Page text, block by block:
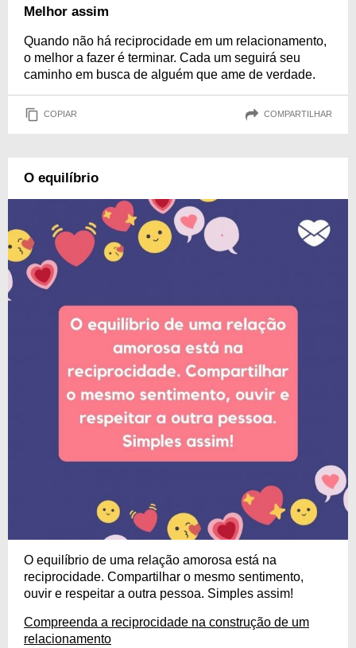
Melhor assim
Quando não há reciprocidade em um relacionamento,
o melhor a fazer é terminar. Cada um seguirá seu
caminho em busca de alguém que ame de verdade.
COPIAR COMPARTILHAR
O equilíbrio
O equilíbrio de uma relação amorosa está na
reciprocidade. Compartilhar o mesmo sentimento,
ouvir e respeitar a outra pessoa. Simples assim!
Compreenda a reciprocidade na construção de um
relacionamento